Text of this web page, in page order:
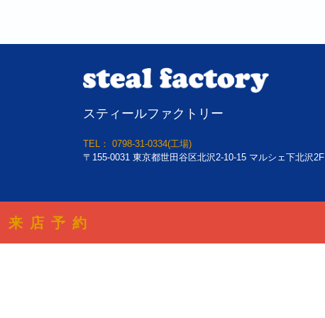
来店予約
スティールファクトリー
TEL： 0798-31-0334(工場)
〒155-0031 東京都世田谷区北沢2-10-15 マルシェ下北沢2F